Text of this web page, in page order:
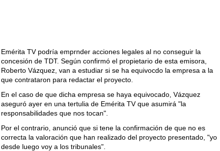
Emérita TV podría emprnder acciones legales al no conseguir la
concesión de TDT. Según confirmó el propietario de esta emisora,
Roberto Vázquez, van a estudiar si se ha equivocdo la empresa a la
que contrataron para redactar el proyecto.
En el caso de que dicha empresa se haya equivocado, Vázquez
aseguró ayer en una tertulia de Emérita TV que asumirá "la
responsabilidades que nos tocan".
Por el contrario, anunció que si tene la confirmación de que no es
correcta la valoración que han realizado del proyecto presentado, "yo
desde luego voy a los tribunales".